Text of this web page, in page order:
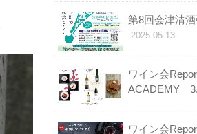
第8回会津清
2025.05.13
ワイン会
ACADEMY
ワイン会